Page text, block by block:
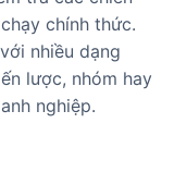
chính thức.
nhiều dạng
lược, nhóm hay
nghiệp.